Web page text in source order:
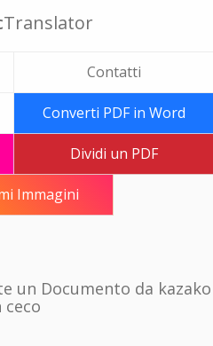
Translator
Contatti
Converti PDF in Word
Dividi un PDF
Immagini
un Documento da kazako
ceco